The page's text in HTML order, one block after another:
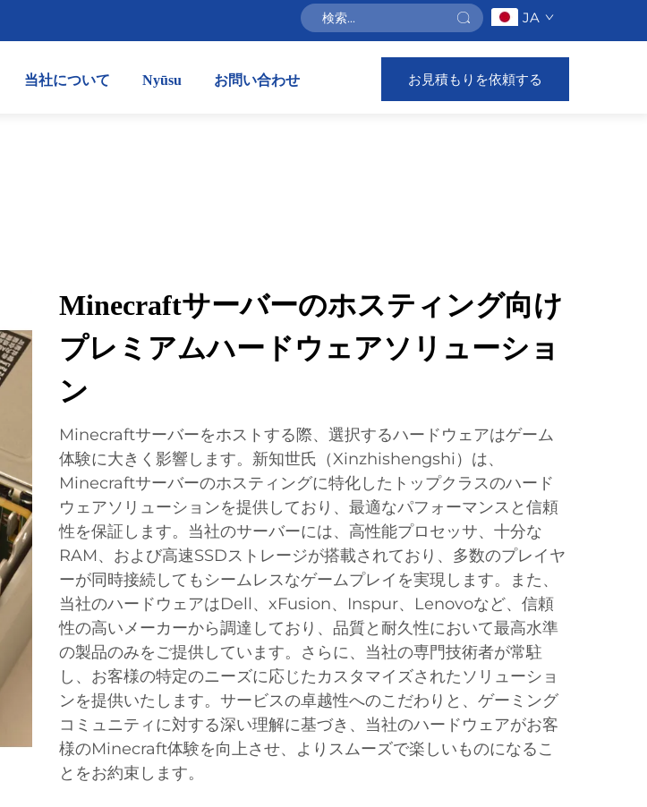
JA
当社について Nyūsu お問い合わせ お見積もりを依頼する
Minecraftサーバーのホスティング向け
プレミアムハードウェアソリューショ
ン
Minecraftサーバーをホストする際、選択するハードウェアはゲーム
体験に大きく影響します。新知世氏（Xinzhishengshi）は、
Minecraftサーバーのホスティングに特化したトップクラスのハード
ウェアソリューションを提供しており、最適なパフォーマンスと信頼
性を保証します。当社のサーバーには、高性能プロセッサ、十分な
RAM、および高速SSDストレージが搭載されており、多数のプレイヤ
ーが同時接続してもシームレスなゲームプレイを実現します。また、
当社のハードウェアはDell、xFusion、Inspur、Lenovoなど、信頼
性の高いメーカーから調達しており、品質と耐久性において最高水準
の製品のみをご提供しています。さらに、当社の専門技術者が常駐
し、お客様の特定のニーズに応じたカスタマイズされたソリューショ
ンを提供いたします。サービスの卓越性へのこだわりと、ゲーミング
コミュニティに対する深い理解に基づき、当社のハードウェアがお客
様のMinecraft体験を向上させ、よりスムーズで楽しいものになるこ
とをお約束します。